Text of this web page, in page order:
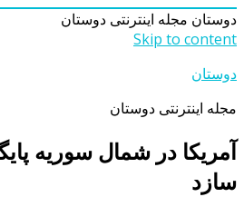
دوستان مجله اینترنتی دوستان
Skip to content
دوستان
مجله اینترنتی دوستان
آمریکا در شمال سوریه
سازد